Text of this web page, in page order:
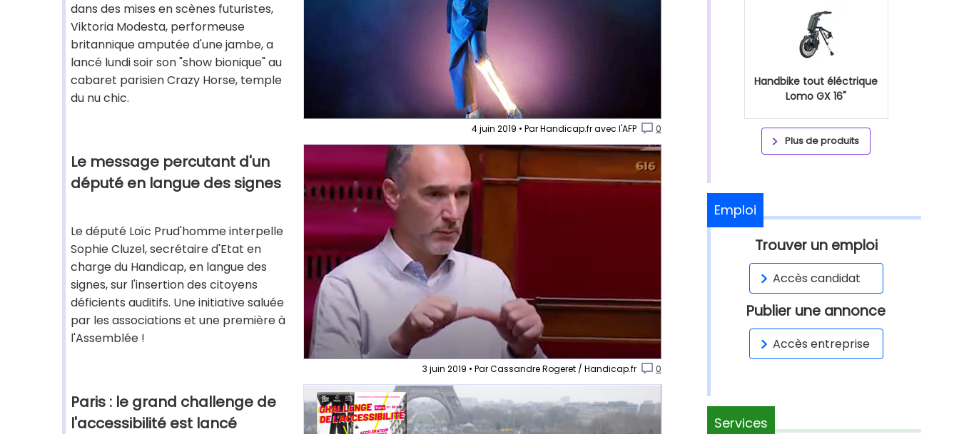
dans des mises en scènes futuristes,
Viktoria Modesta, performeuse
britannique amputée d'une jambe, a
lancé lundi soir son "show bionique" au
cabaret parisien Crazy Horse, temple
du nu chic.
4 juin 2019 • Par Handicap.fr avec l'AFP 0
Le message percutant d'un
député en langue des signes
Le député Loïc Prud'homme interpelle
Sophie Cluzel, secrétaire d'Etat en
charge du Handicap, en langue des
signes, sur l'insertion des citoyens
déficients auditifs. Une initiative saluée
par les associations et une première à
l'Assemblée !
3 juin 2019 • Par Cassandre Rogeret / Handicap.fr 0
Paris : le grand challenge de
l'accessibilité est lancé
Handbike tout éléctrique
Lomo GX 16"
Plus de produits
Emploi
Trouver un emploi
Accès candidat
Publier une annonce
Accès entreprise
Services